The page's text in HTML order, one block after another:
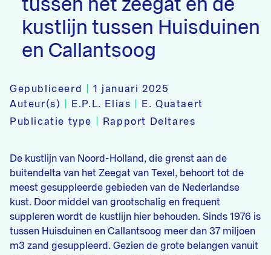
tussen het zeegat en de
kustlijn tussen Huisduinen
en Callantsoog
Gepubliceerd |1 januari 2025
Auteur(s)
E.P.L. Elias
E. Quataert
Publicatie type
Rapport Deltares
De kustlijn van Noord-Holland, die grenst aan de
buitendelta van het Zeegat van Texel, behoort tot de
meest gesuppleerde gebieden van de Nederlandse
kust. Door middel van grootschalig en frequent
suppleren wordt de kustlijn hier behouden. Sinds 1976 is
tussen Huisduinen en Callantsoog meer dan 37 miljoen
m3 zand gesuppleerd. Gezien de grote belangen vanuit